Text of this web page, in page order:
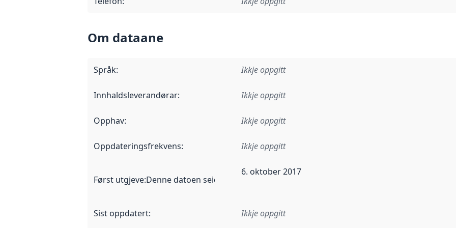
Om dataane
Språk: Ikkje oppgitt
Innhaldsleverandørar: Ikkje oppgitt
Opphav: Ikkje oppgitt
Oppdateringsfrekvens: Ikkje oppgitt
Først utgjeve:Denne datoen seier når dataa i dette datasettet først blei utgitt. Det kan ha
6. oktober 2017
Sist oppdatert: Ikkje oppgitt